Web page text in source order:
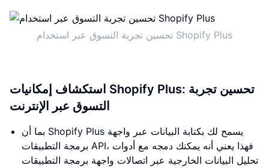
تحسين تجربة التسوق عبر استخدام Shopify Plus
استكشاف إمكانيات Shopify Plus: تحسين تجربة
التسوق عبر الإنترنت
بما أن Shopify Plus يسمح لك بكتابة البيانات عبر واجهة
برمجة التطبيقات API، فهذا يعني أنه يمكنك دمجه مع أدوات
تحليل البيانات الخارجية عبر اتصالات واجهة برمجة التطبيقات